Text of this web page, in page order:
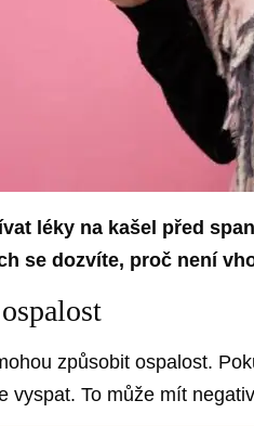
léky na kašel před
se dozvíte, proč není
způsobit ospalost.
vyspat. To může mít